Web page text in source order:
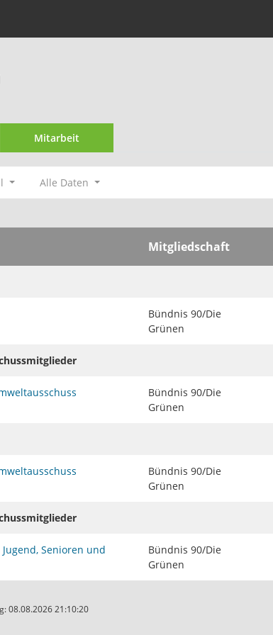
Mitarbeit
Alle Daten
Mitgliedschaft
Bündnis 90/Die
Grünen
Bündnis 90/Die
Grünen
Bündnis 90/Die
Grünen
Senioren und
Bündnis 90/Die
Grünen
08.08.2026 21:10:20